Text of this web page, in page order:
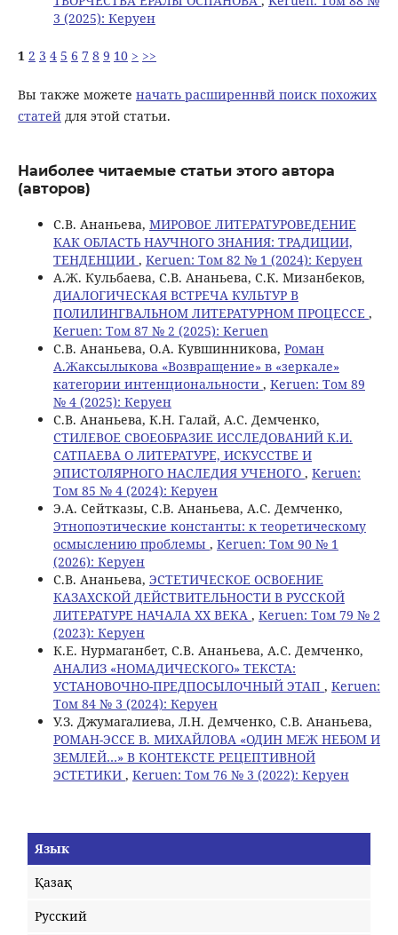
3 (2025): Керуен
1 2 3 4 5 6 7 8 9 10 > >>
Вы также можете начать расширеннвй поиск похожих
статейдля этой статьи.
Наиболее читаемые статьи этого автора
(авторов)
С.В. Ананьева, МИРОВОЕ ЛИТЕРАТУРОВЕДЕНИЕ
КАК ОБЛАСТЬ НАУЧНОГО ЗНАНИЯ: ТРАДИЦИИ,
ТЕНДЕНЦИИ , Keruen: Том 82 № 1 (2024): Керуен
A.Ж. Кульбаева, С.В. Ананьева, С.К. Мизанбеков,
ДИАЛОГИЧЕСКАЯ ВСТРЕЧА КУЛЬТУР В
ПОЛИЛИНГВАЛЬНОМ ЛИТЕРАТУРНОМ ПРОЦЕССЕ ,
Keruen: Том 87 № 2 (2025): Keruen
С.В. Ананьева, О.А. Кувшинникова, Роман
А.Жаксылыкова «Возвращение» в «зеркале»
категории интенциональности , Keruen: Том 89
№ 4 (2025): Керуен
С.В. Ананьева, К.Н. Галай, А.С. Демченко,
СТИЛЕВОЕ СВОЕОБРАЗИЕ ИССЛЕДОВАНИЙ К.И.
САТПАЕВА О ЛИТЕРАТУРЕ, ИСКУССТВЕ И
ЭПИСТОЛЯРНОГО НАСЛЕДИЯ УЧЕНОГО , Keruen:
Том 85 № 4 (2024): Керуен
Э.А. Сейтказы, С.В. Ананьева, А.С. Демченко,
Этнопоэтические константы: к теоретическому
осмыслению проблемы , Keruen: Том 90 № 1
(2026): Керуен
С.В. Ананьева, ЭСТЕТИЧЕСКОЕ ОСВОЕНИЕ
КАЗАХСКОЙ ДЕЙСТВИТЕЛЬНОСТИ В РУССКОЙ
ЛИТЕРАТУРЕ НАЧАЛА ХХ ВЕКА , Keruen: Том 79 № 2
(2023): Керуен
К.Е. Нурмаганбет, С.В. Ананьева, А.С. Демченко,
АНАЛИЗ «НОМАДИЧЕСКОГО» ТЕКСТА:
УСТАНОВОЧНО-ПРЕДПОСЫЛОЧНЫЙ ЭТАП , Keruen:
Том 84 № 3 (2024): Керуен
У.З. Джумагалиева, Л.Н. Демченко, С.В. Ананьева,
РОМАН-ЭССЕ В. МИХАЙЛОВА «ОДИН МЕЖ НЕБОМ И
ЗЕМЛЕЙ…» В КОНТЕКСТЕ РЕЦЕПТИВНОЙ
ЭСТЕТИКИ , Keruen: Том 76 № 3 (2022): Керуен
Язык
Қазақ
Русский